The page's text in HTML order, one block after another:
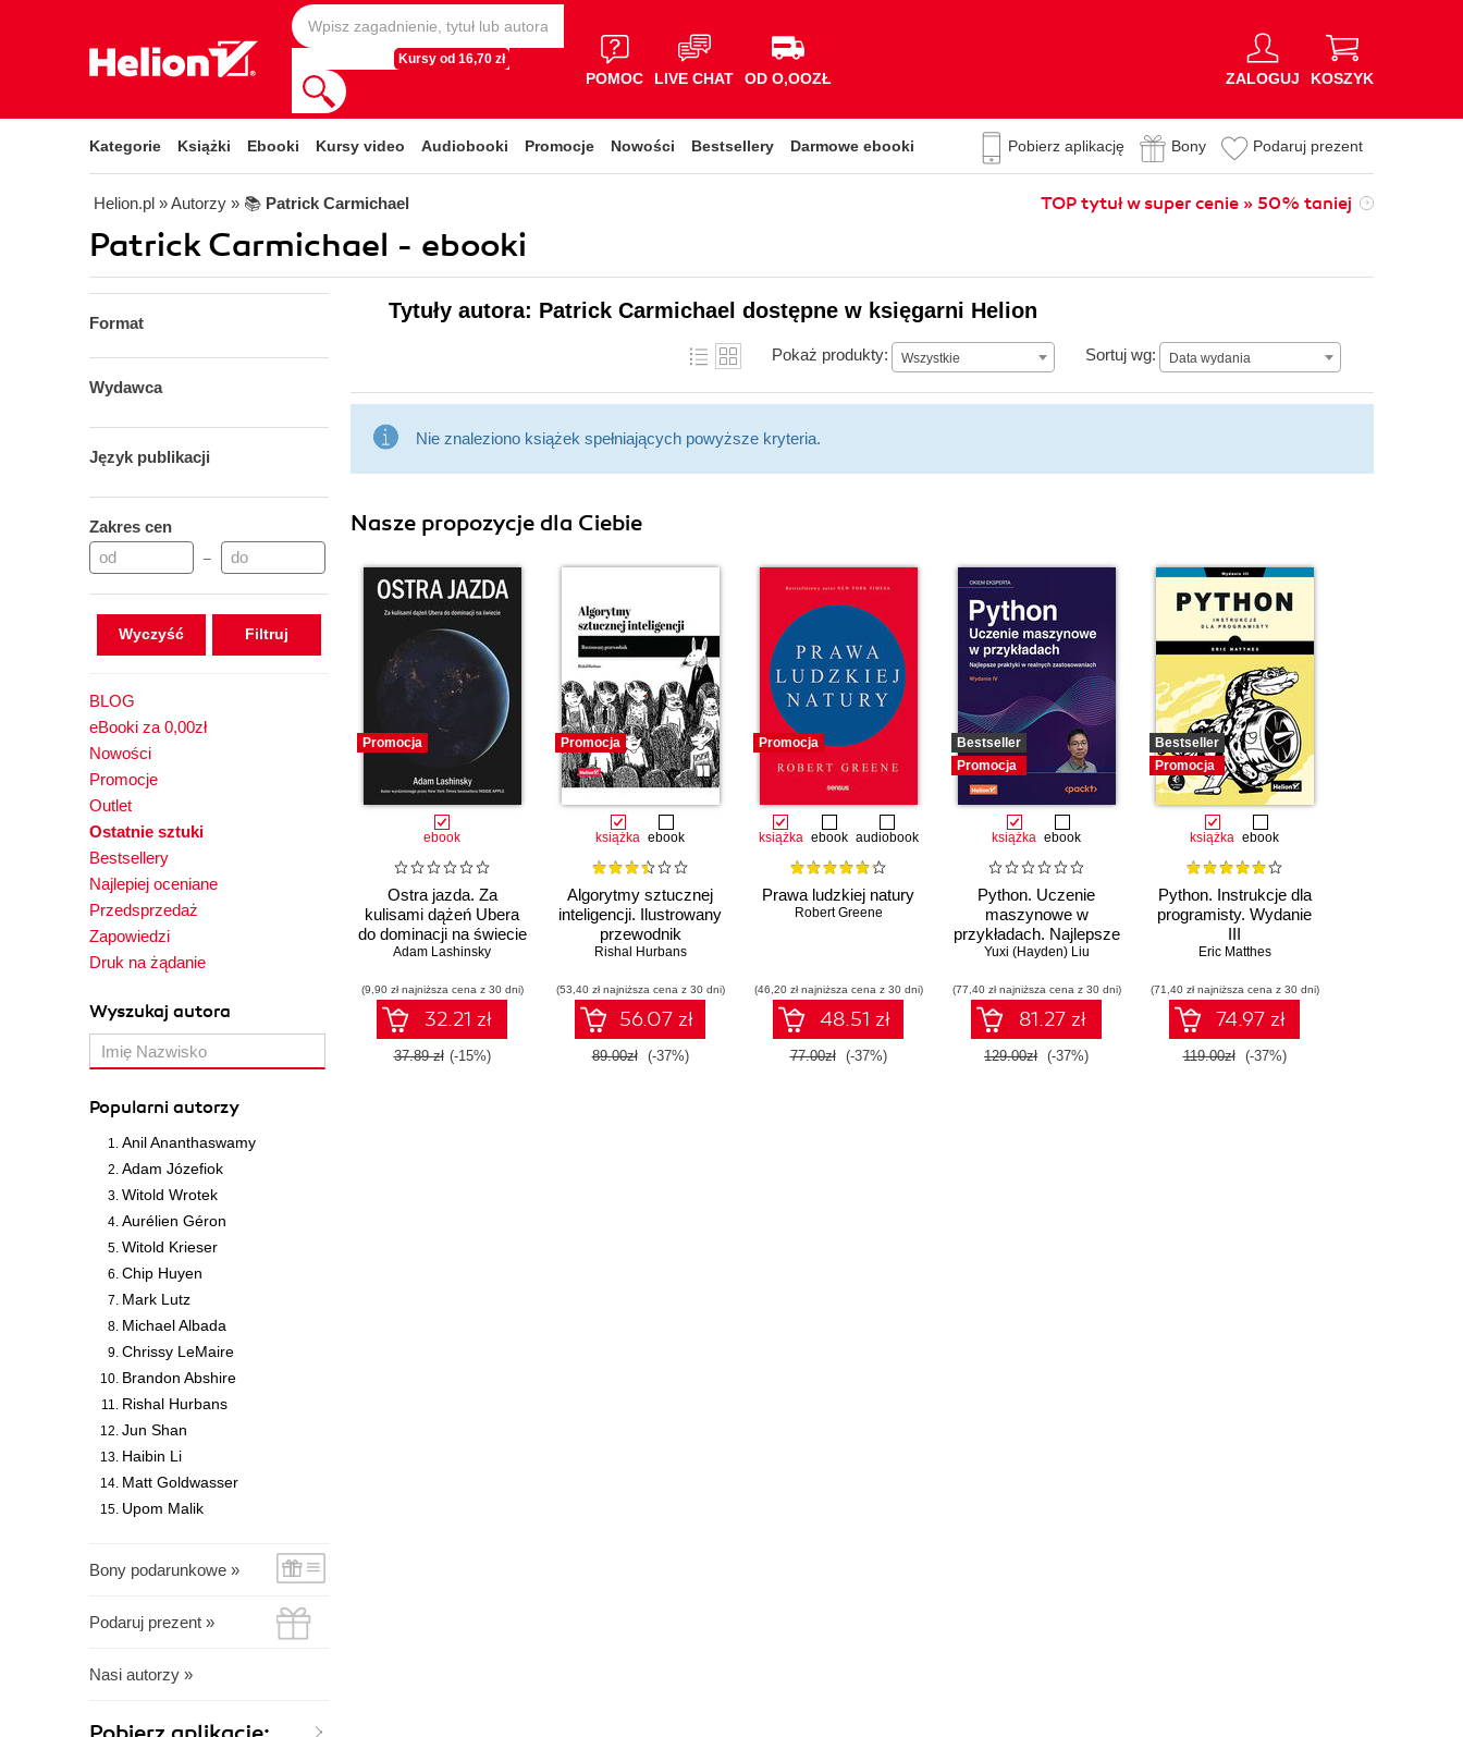
Kursy od 16,70 zł
POMOC LIVE CHAT OD O,OOZŁ ZALOGUJ KOSZYK
Kategorie Książki Ebooki Kursy video Audiobooki Promocje Nowości Bestsellery Darmowe ebooki Pobierz aplikację Bony Podaruj prezent
Helion.pl » Autorzy » 📚 Patrick Carmichael TOP tytuł w super cenie » 50% taniej
Patrick Carmichael - ebooki
Format
Wydawca
Język publikacji
Zakres cen
–
Wyczyść
BLOG
eBooki za 0,00zł
Nowości
Promocje
Outlet
Ostatnie sztuki
Bestsellery
Najlepiej oceniane
Przedsprzedaż
Zapowiedzi
Druk na żądanie
Wyszukaj autora
Popularni autorzy
Anil Ananthaswamy
Adam Józefiok
Witold Wrotek
Aurélien Géron
Witold Krieser
Chip Huyen
Mark Lutz
Michael Albada
Chrissy LeMaire
Brandon Abshire
Rishal Hurbans
Jun Shan
Haibin Li
Matt Goldwasser
Upom Malik
Bony podarunkowe »
Podaruj prezent »
Nasi autorzy »
Tytuły autora: Patrick Carmichael dostępne w księgarni Helion
Pokaż produkty: Wszystkie Sortuj wg: Data wydania
Data wydania
Nie znaleziono książek spełniających powyższe kryteria.
Nasze propozycje dla Ciebie
Promocja
ebook
Ostra jazda. Za
kulisami dążeń Ubera
do dominacji na świecie
Adam Lashinsky
(9,90 zł najniższa cena z 30 dni)
32.21 zł
37.89 zł (-15%)
Promocja
książka ebook
Algorytmy sztucznej
inteligencji. Ilustrowany
przewodnik
Rishal Hurbans
(53,40 zł najniższa cena z 30 dni)
56.07 zł
89.00zł (-37%)
Promocja
książka ebook audiobook
Prawa ludzkiej natury
Robert Greene
(46,20 zł najniższa cena z 30 dni)
48.51 zł
77.00zł (-37%)
Bestseller
Promocja
książka ebook
Python. Uczenie
maszynowe w
przykładach. Najlepsze
praktyki w realnych
Wydanie IV
Yuxi (Hayden) Liu
(77,40 zł najniższa cena z 30 dni)
81.27 zł
129.00zł (-37%)
Bestseller
Promocja
książka ebook
Python. Instrukcje dla
programisty. Wydanie
III
Eric Matthes
(71,40 zł najniższa cena z 30 dni)
74.97 zł
119.00zł (-37%)